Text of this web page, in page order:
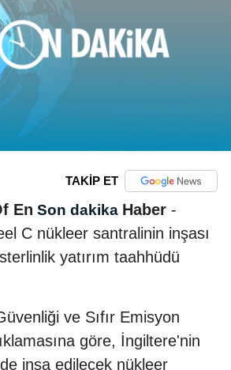
TAKİP ET
En Son dakika Haber -
C nükleer santralinin inşası
yatırım taahhüdü
ve Sıfır Emisyon
göre, İngiltere'nin
inşa edilecek nükleer